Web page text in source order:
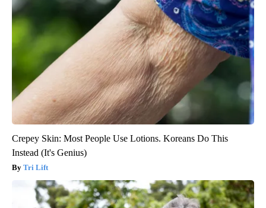
Crepey Skin: Most People Use Lotions. Koreans Do This
Instead (It's Genius)
Tri Lift